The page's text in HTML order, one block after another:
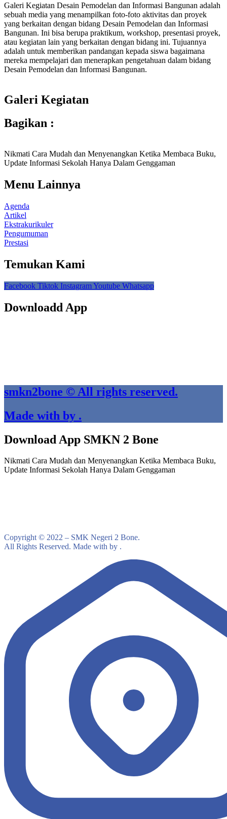
Galeri Kegiatan Desain Pemodelan dan Informasi Bangunan adalah
sebuah media yang menampilkan foto-foto aktivitas dan proyek
yang berkaitan dengan bidang Desain Pemodelan dan Informasi
Bangunan. Ini bisa berupa praktikum, workshop, presentasi proyek,
atau kegiatan lain yang berkaitan dengan bidang ini. Tujuannya
adalah untuk memberikan pandangan kepada siswa bagaimana
mereka mempelajari dan menerapkan pengetahuan dalam bidang
Desain Pemodelan dan Informasi Bangunan.
Galeri Kegiatan
Bagikan :
Nikmati Cara Mudah dan Menyenangkan Ketika Membaca Buku,
Update Informasi Sekolah Hanya Dalam Genggaman
Menu Lainnya
Agenda
Artikel
Ekstrakurikuler
Pengumuman
Prestasi
Temukan Kami
Facebook Tiktok InstagramYoutube Whatsapp
Downloadd App
smkn2bone © All rights reserved.
Made with by .
Download App SMKN 2 Bone
Nikmati Cara Mudah dan Menyenangkan Ketika Membaca Buku,
Update Informasi Sekolah Hanya Dalam Genggaman
Copyright © 2022 – SMK Negeri 2 Bone.
All Rights Reserved. Made with by .